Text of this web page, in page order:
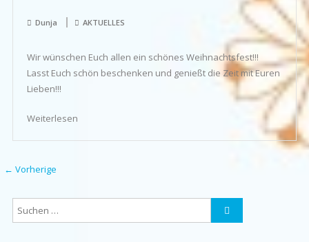
Dunja AKTUELLES
Wir wünschen Euch allen ein schönes Weihnachtsfest!!!
Lasst Euch schön beschenken und genießt die Zeit mit Euren
Lieben!!!
Weiterlesen
← Vorherige